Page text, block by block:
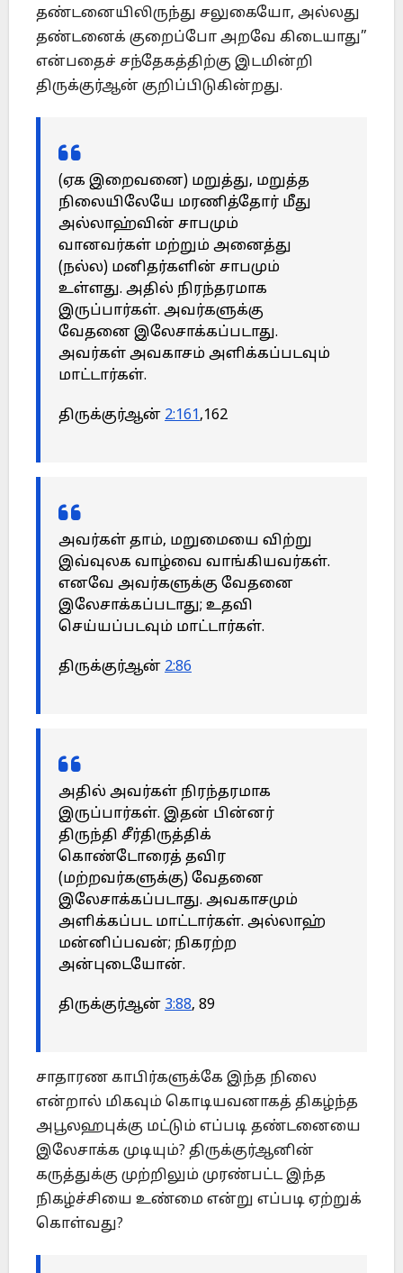
தண்டனையிலிருந்து சலுகையோ, அல்லது
தண்டனைக் குறைப்போ அறவே கிடையாது”
என்பதைச் சந்தேகத்திற்கு இடமின்றி
திருக்குர்ஆன் குறிப்பிடுகின்றது.
(ஏக இறைவனை) மறுத்து, மறுத்த
நிலையிலேயே மரணித்தோர் மீது
அல்லாஹ்வின் சாபமும்
வானவர்கள் மற்றும் அனைத்து
(நல்ல) மனிதர்களின் சாபமும்
உள்ளது. அதில் நிரந்தரமாக
இருப்பார்கள். அவர்களுக்கு
வேதனை இலேசாக்கப்படாது.
அவர்கள் அவகாசம் அளிக்கப்படவும்
மாட்டார்கள்.
திருக்குர்ஆன் 2:161,162
அவர்கள் தாம், மறுமையை விற்று
இவ்வுலக வாழ்வை வாங்கியவர்கள்.
எனவே அவர்களுக்கு வேதனை
இலேசாக்கப்படாது; உதவி
செய்யப்படவும் மாட்டார்கள்.
திருக்குர்ஆன் 2:86
அதில் அவர்கள் நிரந்தரமாக
இருப்பார்கள். இதன் பின்னர்
திருந்தி சீர்திருத்திக்
கொண்டோரைத் தவிர
(மற்றவர்களுக்கு) வேதனை
இலேசாக்கப்படாது. அவகாசமும்
அளிக்கப்பட மாட்டார்கள். அல்லாஹ்
மன்னிப்பவன்; நிகரற்ற
அன்புடையோன்.
திருக்குர்ஆன் 3:88, 89
சாதாரண காபிர்களுக்கே இந்த நிலை
என்றால் மிகவும் கொடியவனாகத் திகழ்ந்த
அபூலஹபுக்கு மட்டும் எப்படி தண்டனையை
இலேசாக்க முடியும்? திருக்குர்ஆனின்
கருத்துக்கு முற்றிலும் முரண்பட்ட இந்த
நிகழ்ச்சியை உண்மை என்று எப்படி ஏற்றுக்
கொள்வது?